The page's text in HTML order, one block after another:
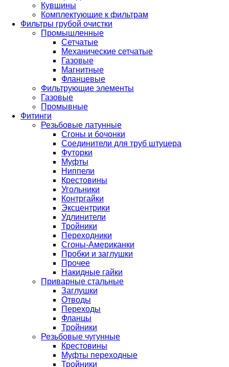
Кувшины
Комплектующие к фильтрам
Фильтры грубой очистки
Промышленные
Сетчатые
Механические сетчатые
Газовые
Магнитные
Фланцевые
Фильтрующие элементы
Газовые
Промывные
Фитинги
Резьбовые латунные
Сгоны и бочонки
Соединители для труб штуцера
Футорки
Муфты
Ниппели
Крестовины
Угольники
Контргайки
Эксцентрики
Удлинители
Тройники
Переходники
Сгоны-Американки
Пробки и заглушки
Прочее
Накидные гайки
Приварные стальные
Заглушки
Отводы
Переходы
Фланцы
Тройники
Резьбовые чугунные
Крестовины
Муфты переходные
Тройники